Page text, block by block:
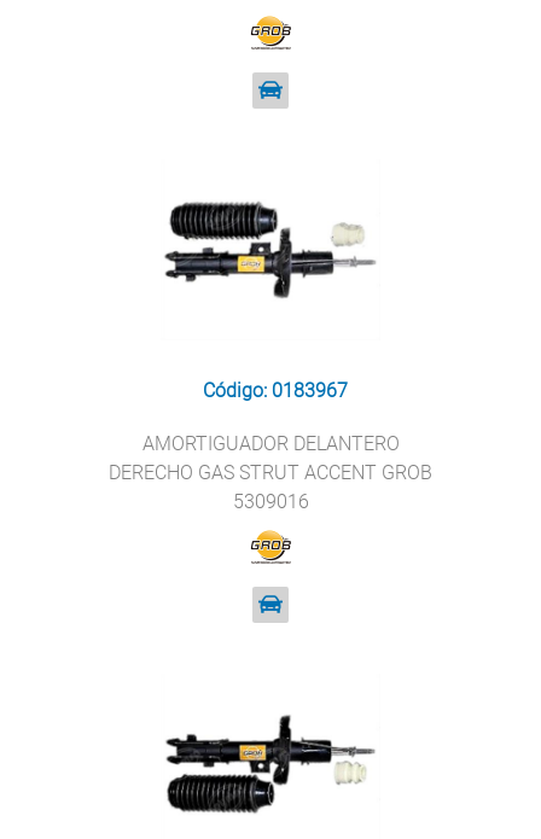
Código: 0183967
AMORTIGUADOR DELANTERO
DERECHO GAS STRUT ACCENT GROB
5309016